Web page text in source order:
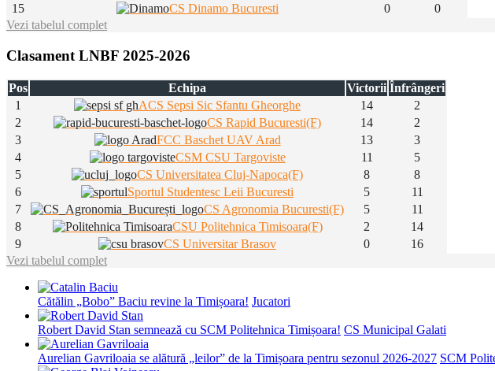
15
CS Dinamo Bucuresti 0
0
Vezi tabelul complet
Clasament LNBF 2025-2026
Pos Echipa Victorii Înfrângeri
1
ACS Sepsi Sic Sfantu Gheorghe 14
2
2
CS Rapid Bucuresti(F) 14
2
3
FCC Baschet UAV Arad 13
3
4
CSM CSU Targoviste 11
5
5
CS Universitatea Cluj-Napoca(F) 8
8
6
Sportul Studentesc Leii Bucuresti 5
11
7
CS Agronomia Bucuresti(F) 5
11
8
CSU Politehnica Timisoara(F) 2
14
9
CS Universitar Brasov 0
16
Vezi tabelul complet
Cătălin „Bobo” Baciu revine la Timișoara! Jucatori
Robert David Stan semnează cu SCM Politehnica Timișoara! CS Municipal Galati
Aurelian Gavriloaia se alătură „leilor” de la Timișoara pentru sezonul 2026-2027 SCM